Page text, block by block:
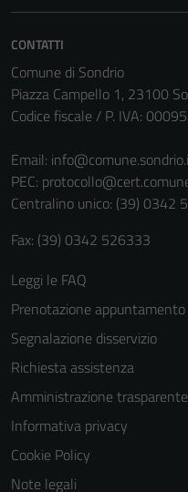
CONTATTI
Comune di Sondrio
Piazza Campello 1, 23100
Codice fiscale / P. IVA:
Email:
PEC:
Centralino unico: (39) 0342
Fax: (39) 0342 526333
Leggi le FAQ
Prenotazione appuntamento
Segnalazione disservizio
Richiesta assistenza
Amministrazione trasparente
Informativa privacy
Cookie Policy
Note legali